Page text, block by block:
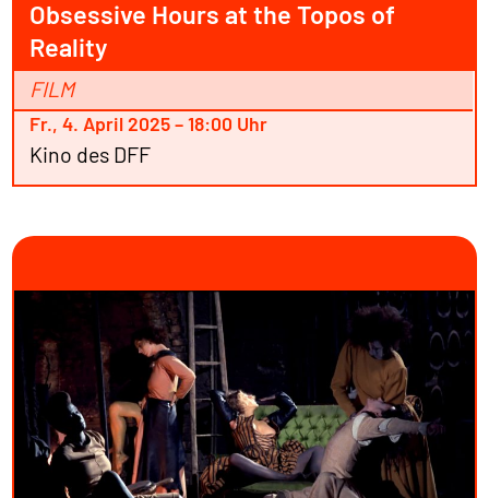
Obsessive Hours at the Topos of
Reality
FILM
Fr., 4. April 2025 – 18:00 Uhr
Kino des DFF